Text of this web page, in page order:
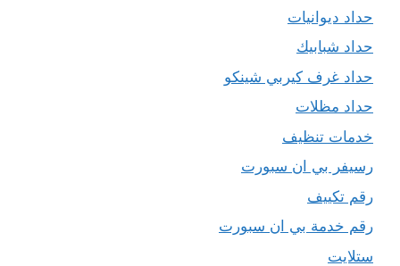
حداد ديوانيات
حداد شبابيك
حداد غرف كيربي شينكو
حداد مظلات
خدمات تنظيف
رسيفر بي ان سبورت
رقم تكييف
رقم خدمة بي ان سبورت
ستلايت